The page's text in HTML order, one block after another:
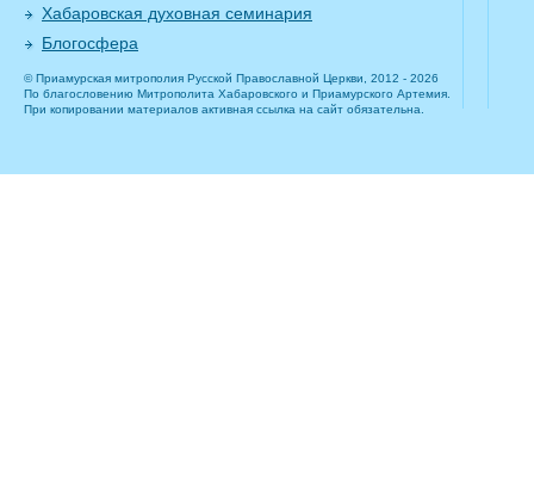
Хабаровская духовная семинария
Блогосфера
© Приамурская митрополия Русской Православной Церкви, 2012 - 2026
По благословению Митрополита Хабаровского и Приамурского Артемия.
При копировании материалов активная ссылка на сайт обязательна.